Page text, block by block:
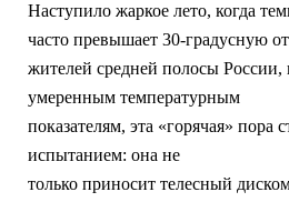
Наступило жаркое лето, когда
часто превышает 30-градусную
жителей средней полосы
умеренным температурным
показателям, эта «горячая» пора
испытанием: она не
только приносит телесный